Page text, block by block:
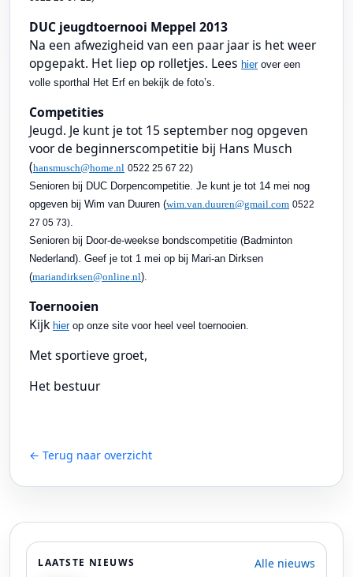
DUC jeugdtoernooi Meppel 2013
Na een afwezigheid van een paar jaar is het weer
opgepakt. Het liep op rolletjes. Lees hierover een
volle sporthal Het Erf en bekijk de foto’s.
Competities
Jeugd. Je kunt je tot 15 september nog opgeven
voor de beginnerscompetitie bij Hans Musch
(hansmusch@home.nl 0522 25 67 22)
Senioren bij DUC Dorpencompetitie. Je kunt je tot 14 mei nog
opgeven bij Wim van Duuren (wim.van.duuren@gmail.com 0522
27 05 73)
Senioren bij Door-de-weekse bondscompetitie (Badminton
Nederland). Geef je tot 1 mei op bij Mari-an Dirksen
(mariandirksen@online.nl).
Toernooien
Kijk hierop onze site voor heel veel toernooien.
Met sportieve groet,
Het bestuur
← Terug naar overzicht
LAATSTE NIEUWS Alle nieuws